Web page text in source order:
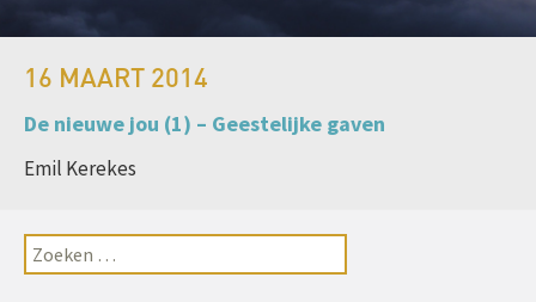
16 MAART 2014
De nieuwe jou (1) – Geestelijke gaven
Emil Kerekes